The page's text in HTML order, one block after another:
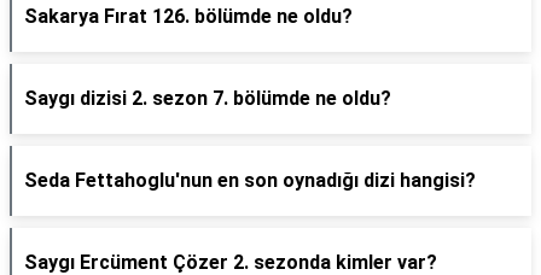
Sakarya Fırat 126. bölümde ne oldu?
Saygı dizisi 2. sezon 7. bölümde ne oldu?
Seda Fettahoglu'nun en son oynadığı dizi hangisi?
Saygı Ercüment Çözer 2. sezonda kimler var?